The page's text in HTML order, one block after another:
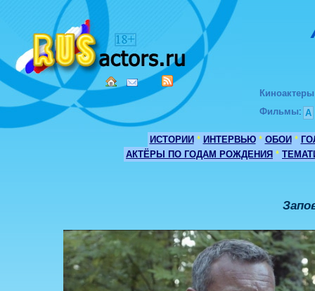
Киноактеры
Фильмы: А
ИСТОРИИ * ИНТЕРВЬЮ * ОБОИ *
АКТЁРЫ ПО ГОДАМ РОЖДЕНИЯ *